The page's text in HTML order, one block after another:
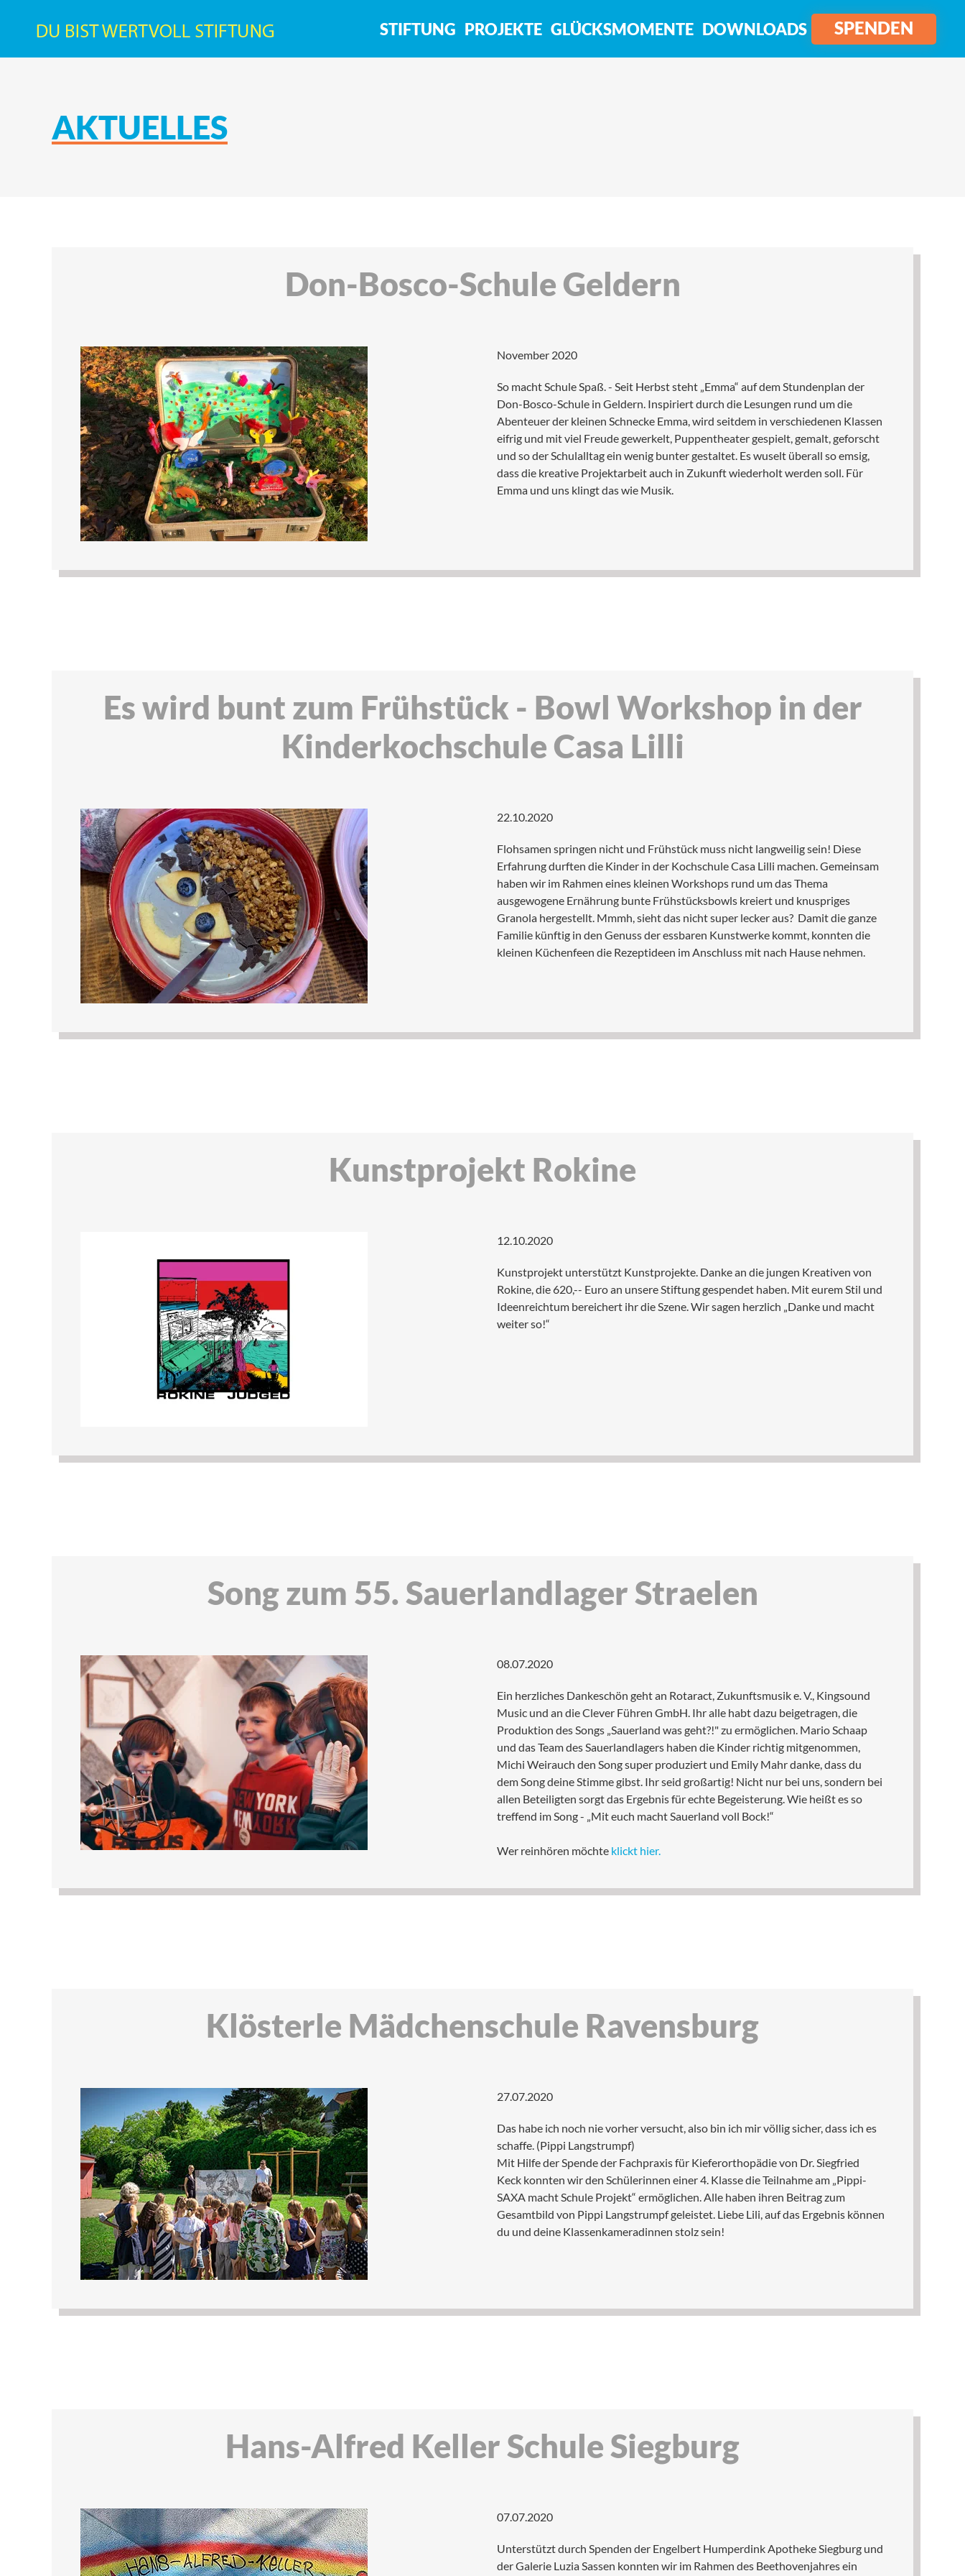
STIFTUNG PROJEKTE GLÜCKSMOMENTE DOWNLOADS SPENDEN
AKTUELLES
Don-Bosco-Schule Geldern
November 2020
So macht Schule Spaß. - Seit Herbst steht „Emma“ auf dem Stundenplan der
Don-Bosco-Schule in Geldern. Inspiriert durch die Lesungen rund um die
Abenteuer der kleinen Schnecke Emma, wird seitdem in verschiedenen Klassen
eifrig und mit viel Freude gewerkelt, Puppentheater gespielt, gemalt, geforscht
und so der Schulalltag ein wenig bunter gestaltet. Es wuselt überall so emsig,
dass die kreative Projektarbeit auch in Zukunft wiederholt werden soll. Für
Emma und uns klingt das wie Musik.
Es wird bunt zum Frühstück - Bowl Workshop in der
Kinderkochschule Casa Lilli
22.10.2020
Flohsamen springen nicht und Frühstück muss nicht langweilig sein! Diese
Erfahrung durften die Kinder in der Kochschule Casa Lilli machen. Gemeinsam
haben wir im Rahmen eines kleinen Workshops rund um das Thema
ausgewogene Ernährung bunte Frühstücksbowls kreiert und knuspriges
Granola hergestellt. Mmmh, sieht das nicht super lecker aus? Damit die ganze
Familie künftig in den Genuss der essbaren Kunstwerke kommt, konnten die
kleinen Küchenfeen die Rezeptideen im Anschluss mit nach Hause nehmen.
Kunstprojekt Rokine
12.10.2020
Kunstprojekt unterstützt Kunstprojekte. Danke an die jungen Kreativen von
Rokine, die 620,-- Euro an unsere Stiftung gespendet haben. Mit eurem Stil und
Ideenreichtum bereichert ihr die Szene. Wir sagen herzlich „Danke und macht
weiter so!“
Song zum 55. Sauerlandlager Straelen
08.07.2020
Ein herzliches Dankeschön geht an Rotaract, Zukunftsmusik e. V., Kingsound
Music und an die Clever Führen GmbH. Ihr alle habt dazu beigetragen, die
Produktion des Songs „Sauerland was geht?!" zu ermöglichen. Mario Schaap
und das Team des Sauerlandlagers haben die Kinder richtig mitgenommen,
Michi Weirauch den Song super produziert und Emily Mahr danke, dass du
dem Song deine Stimme gibst. Ihr seid großartig! Nicht nur bei uns, sondern bei
allen Beteiligten sorgt das Ergebnis für echte Begeisterung. Wie heißt es so
treffend im Song - „Mit euch macht Sauerland voll Bock!“
Wer reinhören möchte klickt hier.
Klösterle Mädchenschule Ravensburg
27.07.2020
Das habe ich noch nie vorher versucht, also bin ich mir völlig sicher, dass ich es
schaffe. (Pippi Langstrumpf)
Mit Hilfe der Spende der Fachpraxis für Kieferorthopädie von Dr. Siegfried
Keck konnten wir den Schülerinnen einer 4. Klasse die Teilnahme am „Pippi-
SAXA macht Schule Projekt“ ermöglichen. Alle haben ihren Beitrag zum
Gesamtbild von Pippi Langstrumpf geleistet. Liebe Lili, auf das Ergebnis können
du und deine Klassenkameradinnen stolz sein!
Hans-Alfred Keller Schule Siegburg
07.07.2020
Unterstützt durch Spenden der Engelbert Humperdink Apotheke Siegburg und
der Galerie Luzia Sassen konnten wir im Rahmen des Beethovenjahres ein